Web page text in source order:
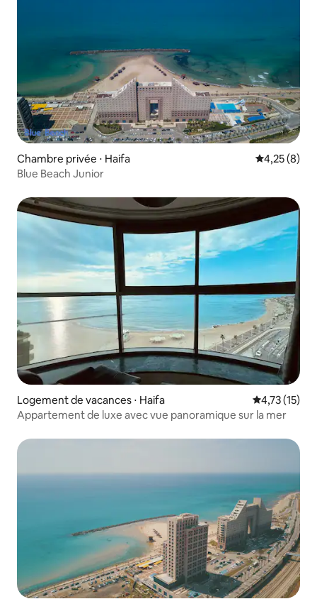
Chambre privée ⋅ Haifa Évaluation
4,25 (8)
Blue Beach Junior
Logement de vacances ⋅ Haifa Évaluation
4,73 (15)
Appartement de luxe avec vue panoramique sur la mer